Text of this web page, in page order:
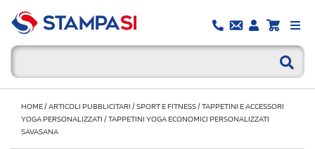
HOME/ARTICOLI PUBBLICITARI /SPORT E FITNESS/TAPPETINI E ACCESSORI
YOGA PERSONALIZZATI /TAPPETINI YOGA ECONOMICI PERSONALIZZATI
SAVASANA